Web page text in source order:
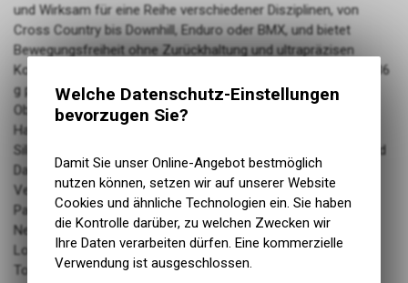
und Wirksam für eine Reihe verschiedener Disziplinen, von
Cross Country bis Downhill, Enduro oder BMX, und bietet
Bewegungsfreiheit ohne Zurückhaltung und ultrapräzisen
Kontakt mit dem Lenker und den Bedienelementen. Gewicht: 36
g pro Paar (für Größe M)
Oberseite Konstruktion: Polyesternetz
Handfläche: AX Suede Cinco
Silikondruck für optimalen Halt der Bedienelemente: Finger und
Daumen
Verschluss und Halt: kein Gurt / Stretch Neopren ohne
Paspelierung oder Nähte / Pull N Ride On-Off-Lasche
Neue vorgeformte Ergo Flex-Konstruktion ohne Fourchettes
Logos: Sublimierte + Silikondrucke
Touchscreen: Kompatibel mit Bildschirmen von Smartphones
Welche Datenschutz-Einstellungen
bevorzugen Sie?
Damit Sie unser Online-Angebot bestmöglich
nutzen können, setzen wir auf unserer Website
Cookies und ähnliche Technologien ein. Sie haben
die Kontrolle darüber, zu welchen Zwecken wir
Ihre Daten verarbeiten dürfen. Eine kommerzielle
Verwendung ist ausgeschlossen.